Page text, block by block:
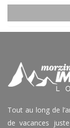
Tout au long de
de vacances